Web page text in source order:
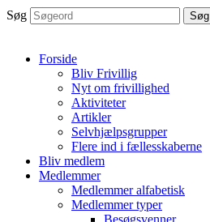
Søg Søg
Forside
Bliv Frivillig
Nyt om frivillighed
Aktiviteter
Artikler
Selvhjælpsgrupper
Flere ind i fællesskaberne
Bliv medlem
Medlemmer
Medlemmer alfabetisk
Medlemmer typer
Besøgsvenner